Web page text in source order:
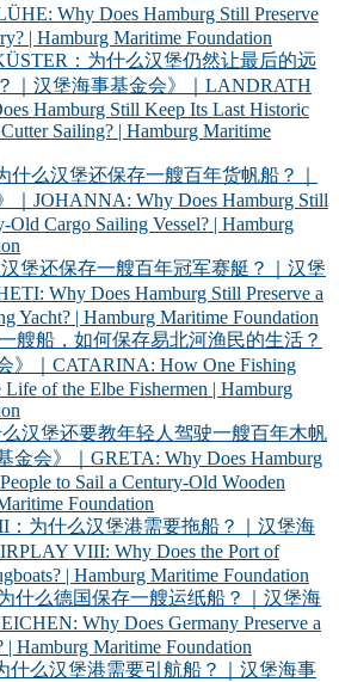
Why Does Hamburg Still Preserve
| Hamburg Maritime Foundation
：为什么汉堡仍然让最后的远
｜汉堡海事基金会》｜LANDRATH
Hamburg Still Keep Its Last Historic
Sailing? | Hamburg Maritime
什么汉堡还保存一艘百年货帆船？｜
｜JOHANNA: Why Does Hamburg Still
Old Cargo Sailing Vessel? | Hamburg
汉堡还保存一艘百年冠军赛艇？｜汉堡
Why Does Hamburg Still Preserve a
Yacht? | Hamburg Maritime Foundation
艘船，如何保存易北河渔民的生活？
》｜CATARINA: How One Fishing
Life of the Elbe Fishermen | Hamburg
么汉堡还要教年轻人驾驶一艘百年木帆
金会》｜GRETA: Why Does Hamburg
to Sail a Century-Old Wooden
Foundation
：为什么汉堡港需要拖船？｜汉堡海
VIII: Why Does the Port of
| Hamburg Maritime Foundation
什么德国保存一艘运纸船？｜汉堡海
Why Does Germany Preserve a
| Hamburg Maritime Foundation
什么汉堡港需要引航船？｜汉堡海事